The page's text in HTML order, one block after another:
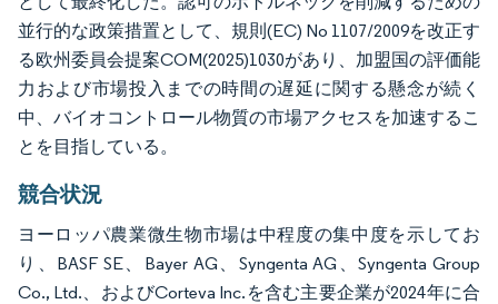
並行的な政策措置として、規則(EC) No 1107/2009を改正す
る欧州委員会提案COM(2025)1030があり、加盟国の評価能
力および市場投入までの時間の遅延に関する懸念が続く
中、バイオコントロール物質の市場アクセスを加速するこ
とを目指している。
競合状況
ヨーロッパ農業微生物市場は中程度の集中度を示してお
り、BASF SE、Bayer AG、Syngenta AG、Syngenta Group
Co., Ltd.、およびCorteva Inc.を含む主要企業が2024年に合